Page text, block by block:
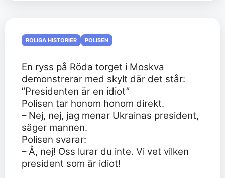
ROLIGA HISTORIER POLISEN
En ryss på Röda torget i Moskva
demonstrerar med skylt där det står:
”Presidenten är en idiot”
Polisen tar honom honom direkt.
– Nej, nej, jag menar Ukrainas president,
säger mannen.
Polisen svarar:
– Å, nej! Oss lurar du inte. Vi vet vilken
president som är idiot!